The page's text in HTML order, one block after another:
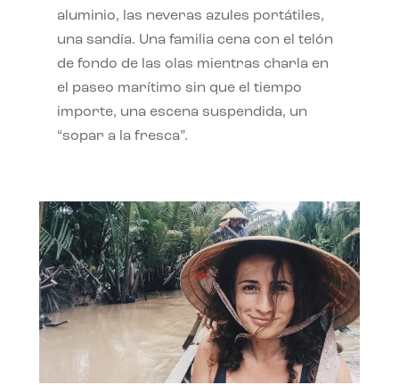
aluminio, las neveras azules portátiles,
una sandía. Una familia cena con el telón
de fondo de las olas mientras charla en
el paseo marítimo sin que el tiempo
importe, una escena suspendida, un
“sopar a la fresca”.